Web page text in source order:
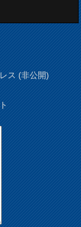
ス (非公開)